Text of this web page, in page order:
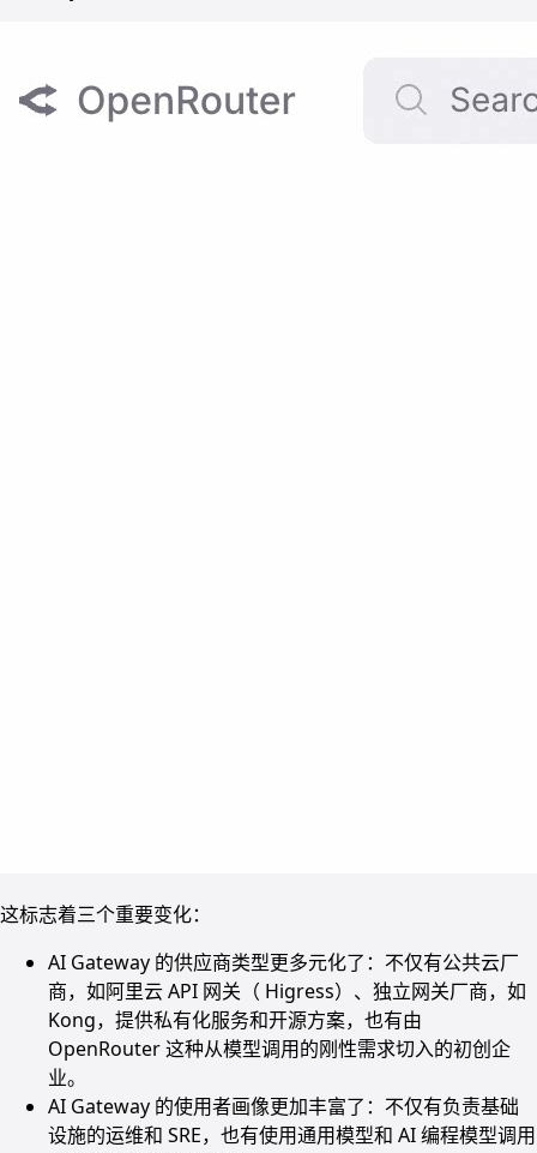
这标志着三个重要变化：
AI Gateway 的供应商类型更多元化了：不仅有公共云厂
商，如阿里云 API 网关（ Higress）、独立网关厂商，如
Kong，提供私有化服务和开源方案，也有由
OpenRouter 这种从模型调用的刚性需求切入的初创企
业。
AI Gateway 的使用者画像更加丰富了：不仅有负责基础
设施的运维和 SRE，也有使用通用模型和 AI 编程模型调用